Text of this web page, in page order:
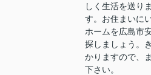
しく生活を送り
す。お住まいに
ホームを広島市
探しましょう。
かりますので、
下さい。